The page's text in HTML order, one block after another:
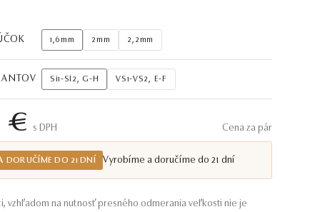
1,6mm 2mm 2,2mm
Si1-SI2, G-H VS1-VS2, E-F
€ S DPH Cena za pár
DORUČÍME DO 21 DNÍ Vyrobíme a doručíme do 21 dní
vzhľadom na nutnosť presného odmerania veľkosti nie je